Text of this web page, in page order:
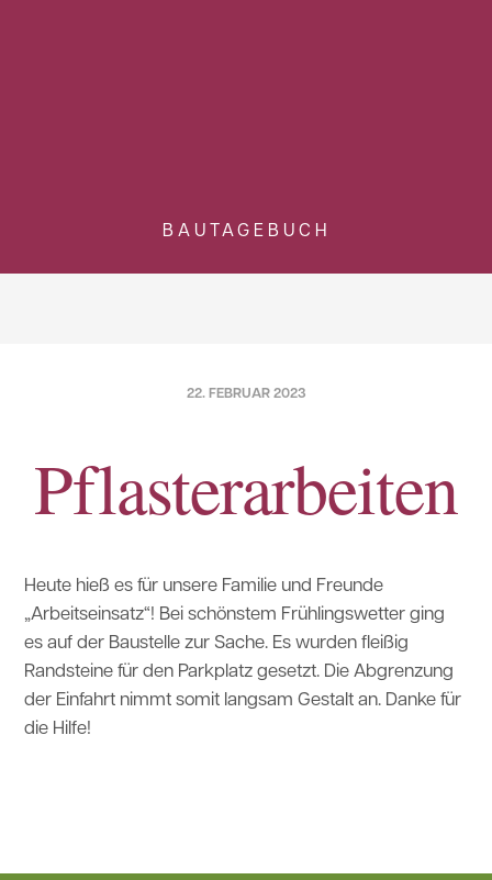
BAUTAGEBUCH
22. FEBRUAR 2023
Pflasterarbeiten
Heute hieß es für unsere Familie und Freunde
„Arbeitseinsatz“! Bei schönstem Frühlingswetter ging
es auf der Baustelle zur Sache. Es wurden fleißig
Randsteine für den Parkplatz gesetzt. Die Abgrenzung
der Einfahrt nimmt somit langsam Gestalt an. Danke für
die Hilfe!